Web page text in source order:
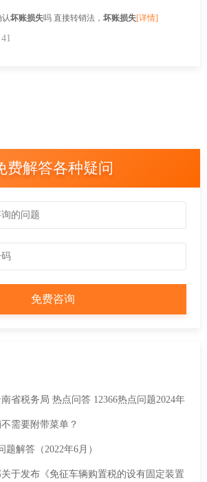
坏账损失吗 直接转销法， 坏账损失[详情]
41
费解答各种疑问
省税务局 热点问答 12366热点问题2024年
需要附带菜单？
题解答（2022年6月）
于发布《免征车辆购置税的设有固定装置